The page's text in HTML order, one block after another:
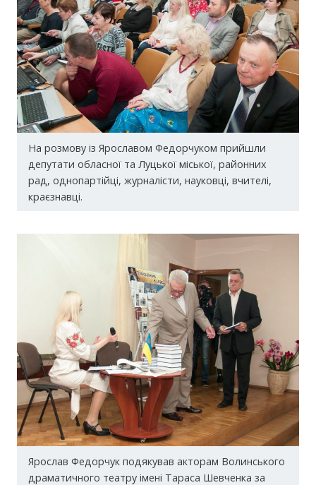
На розмову із Ярославом Федорчуком прийшли
депутати обласної та Луцької міської, районних
рад, однопартійці, журналісти, науковці, вчителі,
краєзнавці.
Ярослав Федорчук подякував акторам Волинського
драматичного театру імені Тараса Шевченка за